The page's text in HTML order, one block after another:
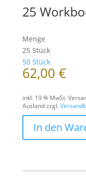
25
Menge
25 Stück
50 Stück
62,00 €
inkl. 19 % MwSt.
Ausland zzgl.
In den